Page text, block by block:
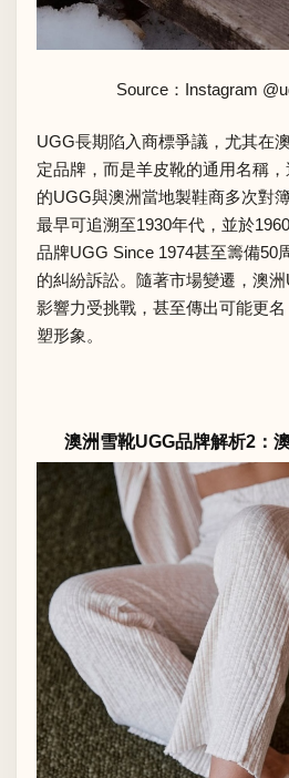
Source：Instagram
UGG長期陷入商標爭議，尤其在
定品牌，而是羊皮靴的通用名稱
的UGG與澳洲當地製鞋商多次對
最早可追溯至1930年代，並於
品牌UGG Since 1974甚至籌備50
的糾紛訴訟。隨著市場變遷，澳
影響力受挑戰，甚至傳出可能更
塑形象。
澳洲雪靴UGG品牌解析2：